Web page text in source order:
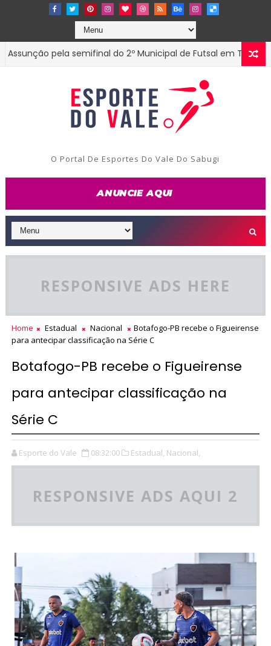
pela semifinal do 2º Municipal de Futsal em Tenório-PB
O Portal De Esportes Do Vale Do Sabugi
RESPONSIVE ADS HERE
Home Estadual Nacional
Botafogo-PB recebe o Figueirense
para antecipar classificação na Série C
Botafogo-PB recebe o Figueirense
para antecipar classificação na
Série C
Esporte do Vale 08:32:00 Estadual, Nacional,
RESPONSIVE ADS AQUI 2